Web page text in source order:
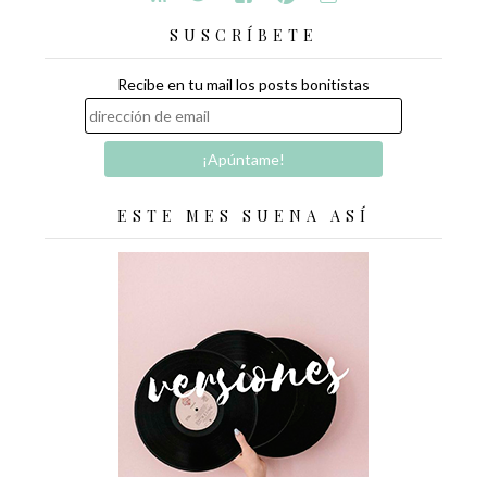
SUSCRÍBETE
Recibe en tu mail los posts bonitistas
ESTE MES SUENA ASÍ